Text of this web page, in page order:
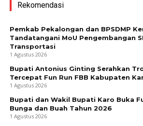
Rekomendasi
Pemkab Pekalongan dan BPSDMP
Tandatangani MoU Pengembangan
Transportasi
1 Agustus 2026
Bupati Antonius Ginting Serahkan
Tercepat Fun Run FBB Kabupaten
1 Agustus 2026
Bupati dan Wakil Bupati Karo Buka
Bunga dan Buah Tahun 2026
1 Agustus 2026